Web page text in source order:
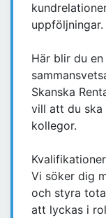
uppföljningar.
Här blir du
Skanska
vill att du ska
kollegor.
Kvalifikationer
Vi söker dig
och styra
att lyckas i